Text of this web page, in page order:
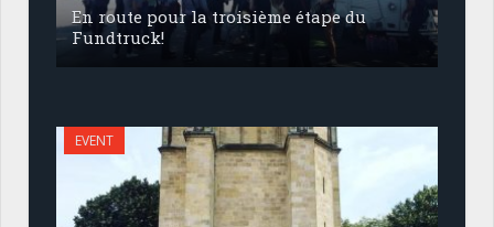
En route pour la troisième étape du
Fundtruck!
EVENT